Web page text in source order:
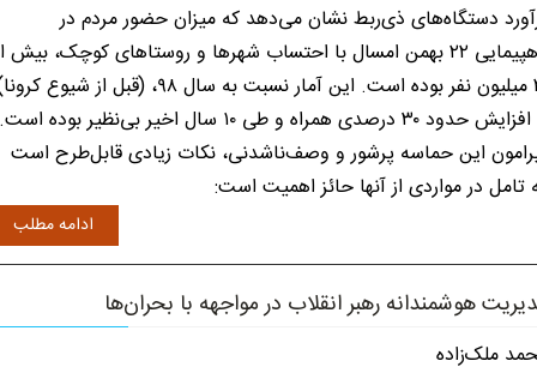
دستگاه‌های ذی‌ربط نشان می‌دهد که میزان حضور مردم در
راهپیمایی ۲۲ بهمن امسال با احتساب شهرها و روستاهای کوچک، بیش
۲۰ میلیون نفر بوده است. این آمار نسبت به سال ۹۸، (قبل از شیوع
با افزایش حدود ۳۰ درصدی همراه و طی ۱۰ سال اخیر بی‌نظیر بوده است.
این حماسه پرشور و وصف‌ناشدنی، نکات زیادی قابل‌طرح است
تامل در مواردی از آنها حائز اهمیت است:
ادامه مطلب
هوشمندانه رهبر انقلاب در مواجهه با بحران‌ها
ملک‌زاده